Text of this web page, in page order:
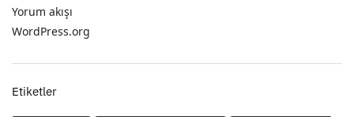
Yorum akışı
WordPress.org
Etiketler